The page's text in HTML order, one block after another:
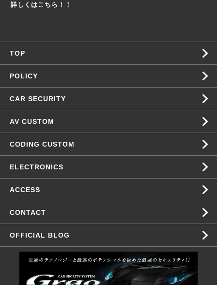
詳しくはこちら！！
TOP
POLICY
CAR SECURITY
AV CUSTOM
CODING CUSTOM
ELECTRONICS
ACCESS
CONTACT
OFFICIAL BLOG